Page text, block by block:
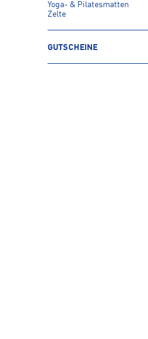
Yoga- & Pilatesmatten
Zelte
GUTSCHEINE